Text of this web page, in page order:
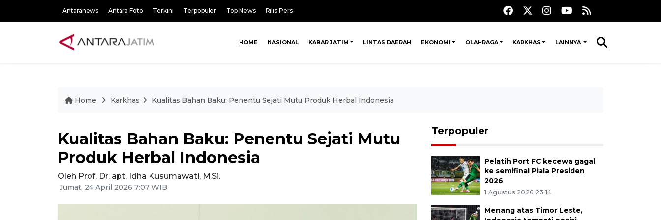
Antaranews Antara Foto Terkini Terpopuler Top News Rilis Pers
HOME NASIONAL KABAR JATIM LINTAS DAERAH EKONOMI OLAHRAGA KARKHAS LAINNYA
Home Karkhas Kualitas Bahan Baku: Penentu Sejati Mutu Produk Herbal Indonesia
Kualitas Bahan Baku: Penentu Sejati Mutu
Produk Herbal Indonesia
Oleh Prof. Dr. apt. Idha Kusumawati, M.Si.
Jumat, 24 April 2026 7:07 WIB
Terpopuler
Pelatih Port FC kecewa gagal
ke semifinal Piala Presiden
2026
1 Agustus 2026 23:14
Menang atas Timor Leste,